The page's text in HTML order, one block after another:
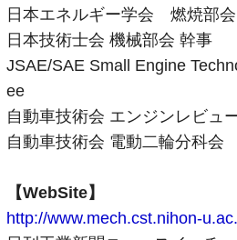
日本エネルギー学会 燃焼部
日本技術士会 機械部会 幹事
JSAE/SAE Small Engine
ee
自動車技術会 エンジンレビ
自動車技術会 電動二輪分科
【WebSite】
http://www.mech.cst.nihon-